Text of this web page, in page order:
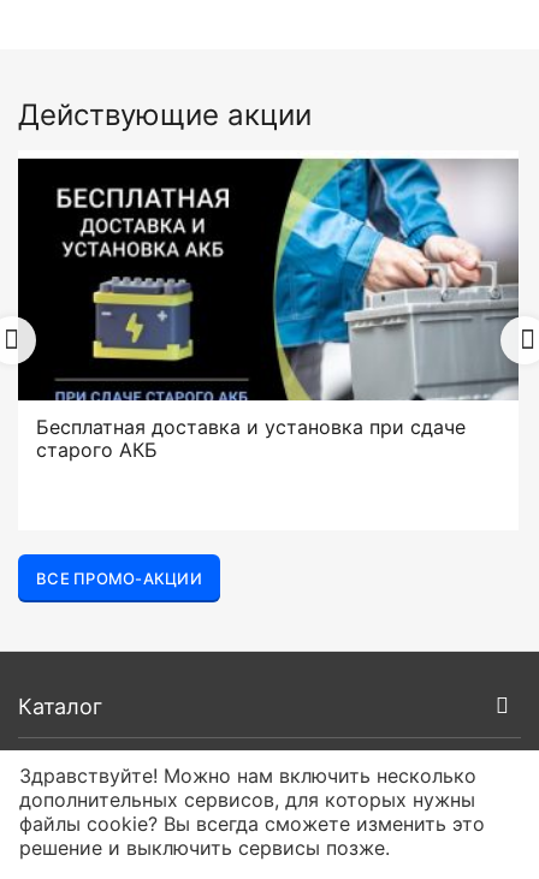
Действующие акции
Бесплатная доставка и установка при сдаче
старого АКБ
ВСЕ ПРОМО-АКЦИИ
Каталог
Покупателям
О компании
Здравствуйте! Можно нам включить несколько
дополнительных сервисов, для которых нужны
файлы cookie? Вы всегда сможете изменить это
решение и выключить сервисы позже.